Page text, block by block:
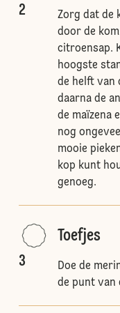
2
Zorg dat de
door de
citroensap.
hoogste
de helft van
daarna de
de maïzena
nog
mooie
kop kunt
genoeg.
3
Toefjes
Doe de
de punt van